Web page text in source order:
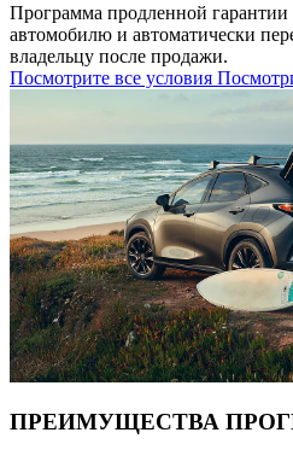
Программа продленной гарантии
автомобилю и автоматически
владельцу после продажи.
Посмотрите все условия
ПРЕИМУЩЕСТВА